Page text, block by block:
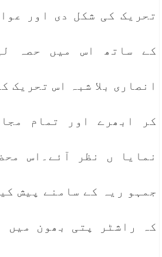
تحریک کی شکل دی اور
کے ساتھ اس میں حصہ
انصاری بلا شبہ اس تحریک
کر ابھرے اور تمام
نمایا ں نظر آئے۔اس
جمہو ریہ کے سامنے پیش
کہ راشٹر پتی بھون میں